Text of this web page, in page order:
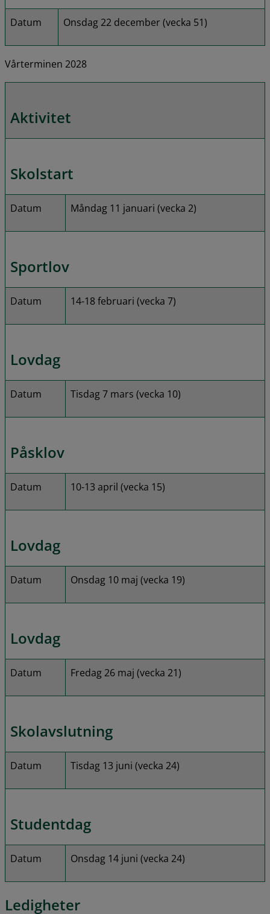
Datum Onsdag 22 december (vecka 51)
Vårterminen 2028
Aktivitet
Skolstart
Datum Måndag 11 januari (vecka 2)
Sportlov
Datum 14-18 februari (vecka 7)
Lovdag
Datum Tisdag 7 mars (vecka 10)
Påsklov
Datum 10-13 april (vecka 15)
Lovdag
Datum Onsdag 10 maj (vecka 19)
Lovdag
Datum Fredag 26 maj (vecka 21)
Skolavslutning
Datum Tisdag 13 juni (vecka 24)
Studentdag
Datum Onsdag 14 juni (vecka 24)
Ledigheter